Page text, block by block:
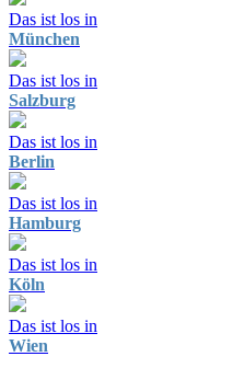
Das ist los in
München
Das ist los in
Salzburg
Das ist los in
Berlin
Das ist los in
Hamburg
Das ist los in
Köln
Das ist los in
Wien